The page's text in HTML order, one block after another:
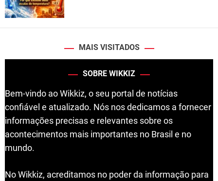
MAIS VISITADOS
SOBRE WIKKIZ
Bem-vindo ao Wikkiz, o seu portal de notícias
confiável e atualizado. Nós nos dedicamos a fornecer
informações precisas e relevantes sobre os
acontecimentos mais importantes no Brasil e no
mundo.
No Wikkiz, acreditamos no poder da informação para